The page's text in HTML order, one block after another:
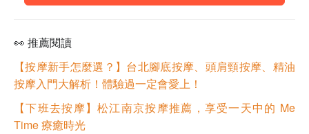
👀 推薦閱讀
【按摩新手怎麼選？】台北腳底按摩、頭肩頸按摩、精油
按摩入門大解析！體驗過一定會愛上！
【下班去按摩】松江南京按摩推薦，享受一天中的 Me
Time 療癒時光